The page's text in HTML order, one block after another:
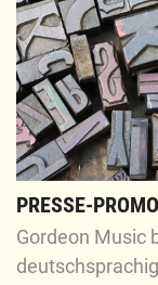
PRESSE-PROMO
Gordeon Music